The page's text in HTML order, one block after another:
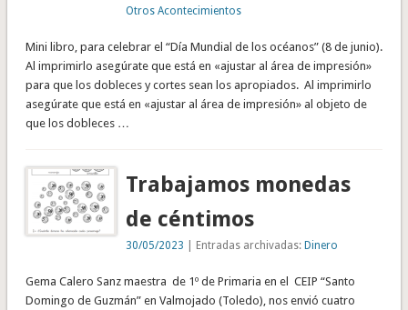
Otros Acontecimientos
Mini libro, para celebrar el “Día Mundial de los océanos” (8 de junio).
Al imprimirlo asegúrate que está en «ajustar al área de impresión»
para que los dobleces y cortes sean los apropiados. Al imprimirlo
asegúrate que está en «ajustar al área de impresión» al objeto de
que los dobleces …
Trabajamos monedas
de céntimos
30/05/2023 | Entradas archivadas:Dinero
Gema Calero Sanz maestra de 1º de Primaria en el CEIP “Santo
Domingo de Guzmán” en Valmojado (Toledo), nos envió cuatro